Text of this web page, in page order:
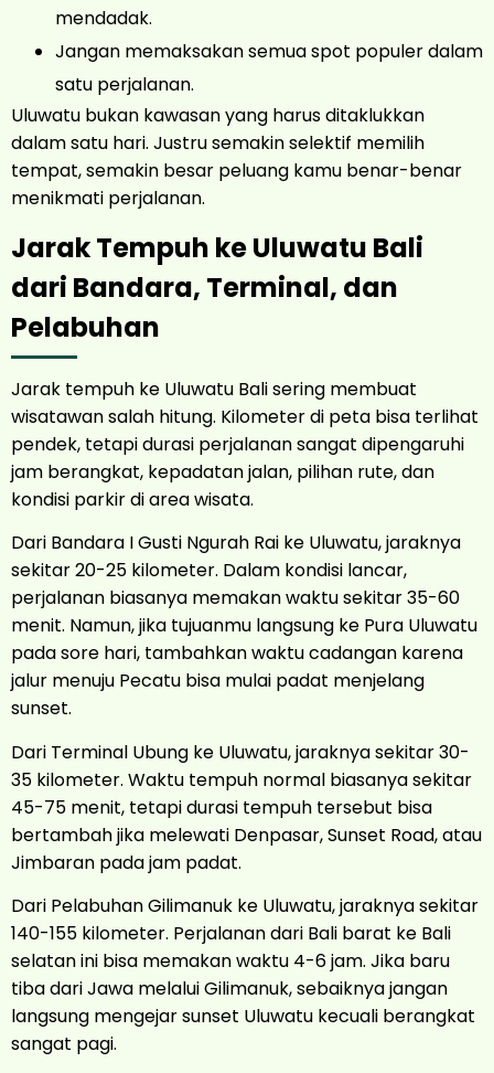
mendadak.
Jangan memaksakan semua spot populer dalam
satu perjalanan.
Uluwatu bukan kawasan yang harus ditaklukkan
dalam satu hari. Justru semakin selektif memilih
tempat, semakin besar peluang kamu benar-benar
menikmati perjalanan.
Jarak Tempuh ke Uluwatu Bali
dari Bandara, Terminal, dan
Pelabuhan
Jarak tempuh ke Uluwatu Bali sering membuat
wisatawan salah hitung. Kilometer di peta bisa terlihat
pendek, tetapi durasi perjalanan sangat dipengaruhi
jam berangkat, kepadatan jalan, pilihan rute, dan
kondisi parkir di area wisata.
Dari Bandara I Gusti Ngurah Rai ke Uluwatu, jaraknya
sekitar 20-25 kilometer. Dalam kondisi lancar,
perjalanan biasanya memakan waktu sekitar 35-60
menit. Namun, jika tujuanmu langsung ke Pura Uluwatu
pada sore hari, tambahkan waktu cadangan karena
jalur menuju Pecatu bisa mulai padat menjelang
sunset.
Dari Terminal Ubung ke Uluwatu, jaraknya sekitar 30-
35 kilometer. Waktu tempuh normal biasanya sekitar
45-75 menit, tetapi durasi tempuh tersebut bisa
bertambah jika melewati Denpasar, Sunset Road, atau
Jimbaran pada jam padat.
Dari Pelabuhan Gilimanuk ke Uluwatu, jaraknya sekitar
140-155 kilometer. Perjalanan dari Bali barat ke Bali
selatan ini bisa memakan waktu 4-6 jam. Jika baru
tiba dari Jawa melalui Gilimanuk, sebaiknya jangan
langsung mengejar sunset Uluwatu kecuali berangkat
sangat pagi.